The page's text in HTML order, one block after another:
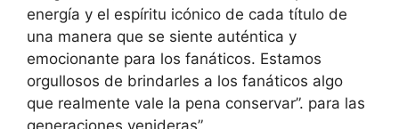
energía y el espíritu icónico de cada título de
una manera que se siente auténtica y
emocionante para los fanáticos. Estamos
orgullosos de brindarles a los fanáticos algo
que realmente vale la pena conservar”. para las